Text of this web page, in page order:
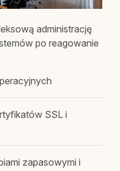
administrację
po reagowanie
SSL i
zapasowymi i